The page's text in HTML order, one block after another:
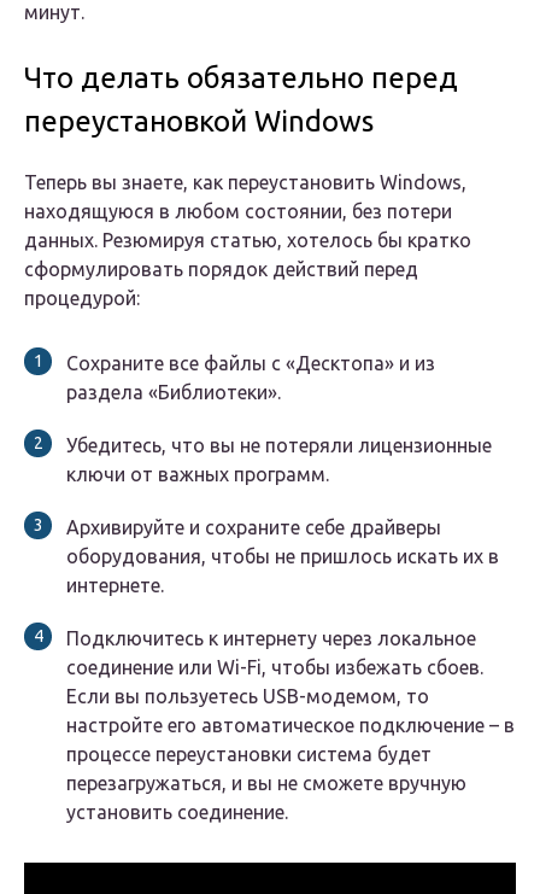
минут.
Что делать обязательно перед
переустановкой Windows
Теперь вы знаете, как переустановить Windows,
находящуюся в любом состоянии, без потери
данных. Резюмируя статью, хотелось бы кратко
сформулировать порядок действий перед
процедурой:
Сохраните все файлы с «Десктопа» и из
раздела «Библиотеки».
Убедитесь, что вы не потеряли лицензионные
ключи от важных программ.
Архивируйте и сохраните себе драйверы
оборудования, чтобы не пришлось искать их в
интернете.
Подключитесь к интернету через локальное
соединение или Wi-Fi, чтобы избежать сбоев.
Если вы пользуетесь USB-модемом, то
настройте его автоматическое подключение – в
процессе переустановки система будет
перезагружаться, и вы не сможете вручную
установить соединение.